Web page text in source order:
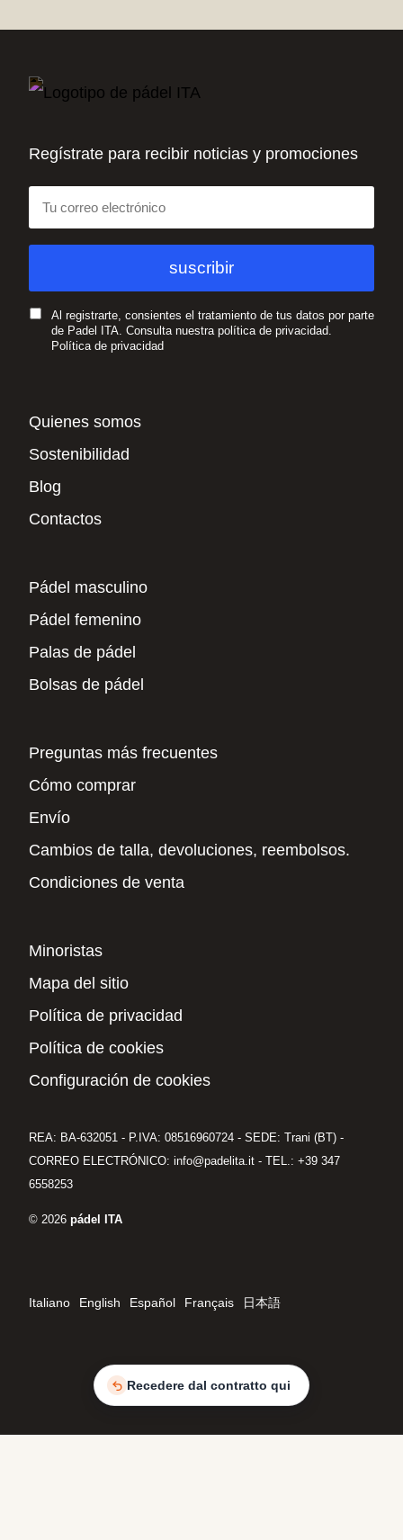
Regístrate para recibir noticias y promociones
Al registrarte, consientes el tratamiento de tus datos por parte
de Padel ITA. Consulta nuestra política de privacidad.
Política de privacidad
Quienes somos
Sostenibilidad
Blog
Contactos
Pádel masculino
Pádel femenino
Palas de pádel
Bolsas de pádel
Preguntas más frecuentes
Cómo comprar
Envío
Cambios de talla, devoluciones, reembolsos.
Condiciones de venta
Minoristas
Mapa del sitio
Política de privacidad
Política de cookies
Configuración de cookies
REA: BA-632051 - P.IVA: 08516960724 - SEDE: Trani (BT) -
CORREO ELECTRÓNICO: info@padelita.it - TEL.: +39 347
6558253
© 2026 pádel ITA
Italiano English Español Français 日本語
Recedere dal contratto qui